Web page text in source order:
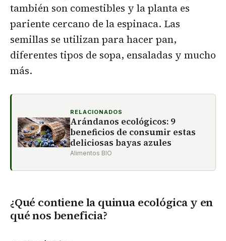
también son comestibles y la planta es
pariente cercano de la espinaca. Las
semillas se utilizan para hacer pan,
diferentes tipos de sopa, ensaladas y mucho
más.
RELACIONADOS
Arándanos ecológicos: 9
beneficios de consumir estas
deliciosas bayas azules
Alimentos BIO
¿Qué contiene la quinua ecológica y en
qué nos beneficia?